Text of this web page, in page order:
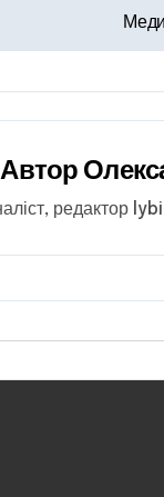
Автор
редактор